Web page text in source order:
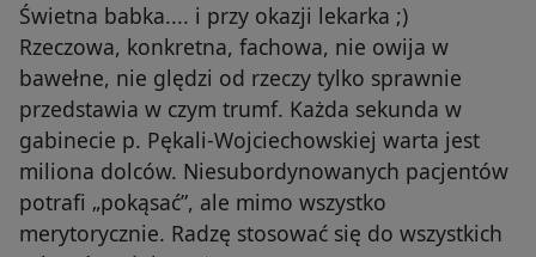
Świetna babka.... i przy okazji lekarka ;)
Rzeczowa, konkretna, fachowa, nie owija w
bawełne, nie ględzi od rzeczy tylko sprawnie
przedstawia w czym trumf. Każda sekunda w
gabinecie p. Pękali-Wojciechowskiej warta jest
miliona dolców. Niesubordynowanych pacjentów
potrafi „pokąsać”, ale mimo wszystko
merytorycznie. Radzę stosować się do wszystkich